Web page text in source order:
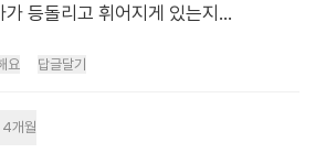
등돌리고 휘어지게 있는지...
요 답글달기
4개월